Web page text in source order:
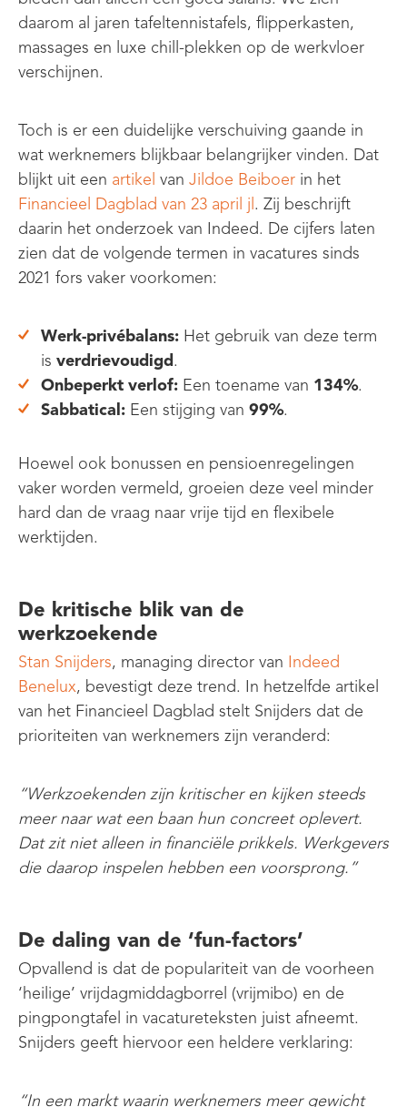
daarom al jaren tafeltennistafels, flipperkasten,
massages en luxe chill-plekken op de werkvloer
verschijnen.
Toch is er een duidelijke verschuiving gaande in
wat werknemers blijkbaar belangrijker vinden. Dat
blijkt uit een artikel van Jildoe Beiboer in het
Financieel Dagblad van 23 april jl . Zij beschrijft
daarin het onderzoek van Indeed. De cijfers laten
zien dat de volgende termen in vacatures sinds
2021 fors vaker voorkomen:
Werk-privébalans: Het gebruik van deze term
is verdrievoudigd.
Onbeperkt verlof: Een toename van 134%.
Sabbatical: Een stijging van 99%.
Hoewel ook bonussen en pensioenregelingen
vaker worden vermeld, groeien deze veel minder
hard dan de vraag naar vrije tijd en flexibele
werktijden.
De kritische blik van de
werkzoekende
Stan Snijders, managing director van Indeed
Benelux, bevestigt deze trend. In hetzelfde artikel
van het Financieel Dagblad stelt Snijders dat de
prioriteiten van werknemers zijn veranderd:
“Werkzoekenden zijn kritischer en kijken steeds
meer naar wat een baan hun concreet oplevert.
Dat zit niet alleen in financiële prikkels. Werkgevers
die daarop inspelen hebben een voorsprong.”
De daling van de ‘fun-factors’
Opvallend is dat de populariteit van de voorheen
‘heilige’ vrijdagmiddagborrel (vrijmibo) en de
pingpongtafel in vacatureteksten juist afneemt.
Snijders geeft hiervoor een heldere verklaring:
“In een markt waarin werknemers meer gewicht